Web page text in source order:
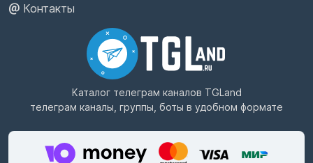
Контакты
Каталог телеграм каналов TGLand
телеграм каналы, группы, боты в удобном формате